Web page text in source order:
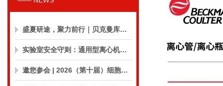
盛夏研途，聚力前行｜贝克曼库尔特生命科学8月活动预告
实验室安全守则：通用型离心机操作与保养的10个要点
邀您参会 | 2026（第十届）细胞外囊泡合规与临床应用大会